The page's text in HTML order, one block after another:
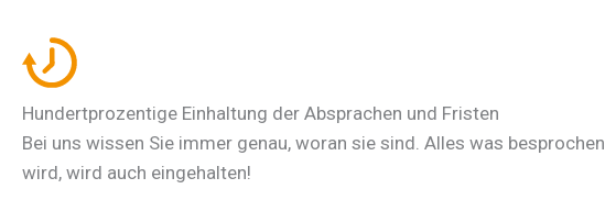
Hundertprozentige Einhaltung der Absprachen und Fristen
Bei uns wissen Sie immer genau, woran sie sind. Alles was besprochen
wird, wird auch eingehalten!